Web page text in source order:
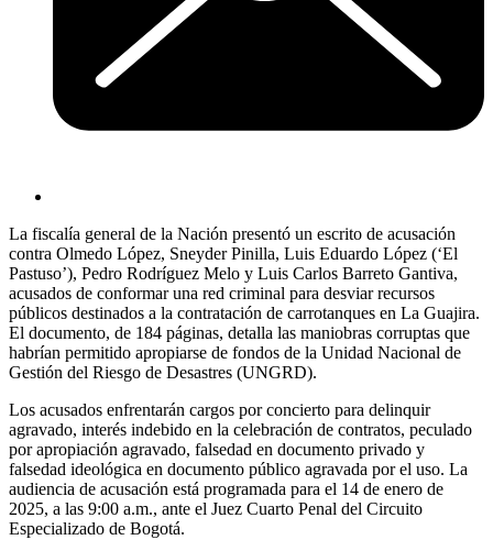
La fiscalía general de la Nación presentó un escrito de acusación
contra Olmedo López, Sneyder Pinilla, Luis Eduardo López (‘El
Pastuso’), Pedro Rodríguez Melo y Luis Carlos Barreto Gantiva,
acusados de conformar una red criminal para desviar recursos
públicos destinados a la contratación de carrotanques en La Guajira.
El documento, de 184 páginas, detalla las maniobras corruptas que
habrían permitido apropiarse de fondos de la Unidad Nacional de
Gestión del Riesgo de Desastres (UNGRD).
Los acusados enfrentarán cargos por concierto para delinquir
agravado, interés indebido en la celebración de contratos, peculado
por apropiación agravado, falsedad en documento privado y
falsedad ideológica en documento público agravada por el uso. La
audiencia de acusación está programada para el 14 de enero de
2025, a las 9:00 a.m., ante el Juez Cuarto Penal del Circuito
Especializado de Bogotá.